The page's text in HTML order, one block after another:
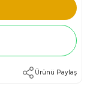
Ürünü Paylaş